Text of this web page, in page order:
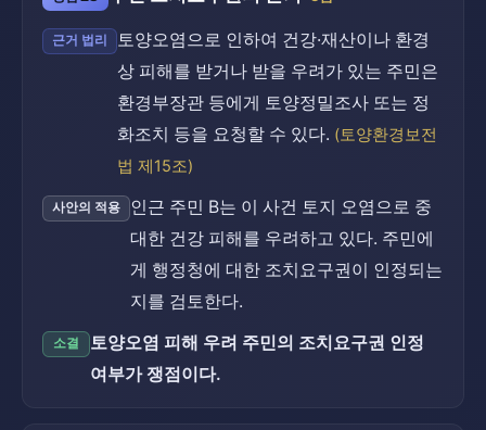
근거 법리
토양오염으로 인하여 건강·재산이나 환경
상 피해를 받거나 받을 우려가 있는 주민은
환경부장관 등에게 토양정밀조사 또는 정
화조치 등을 요청할 수 있다. (토양환경보전
법 제15조)
사안의 적용
인근 주민 B는 이 사건 토지 오염으로 중
대한 건강 피해를 우려하고 있다. 주민에
게 행정청에 대한 조치요구권이 인정되는
지를 검토한다.
소결
토양오염 피해 우려 주민의 조치요구권 인정
여부가 쟁점이다.